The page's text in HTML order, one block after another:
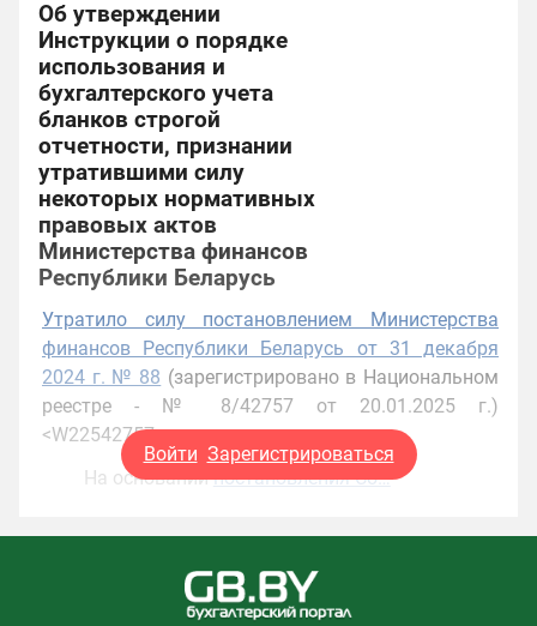
Об утверждении
Инструкции о порядке
использования и
бухгалтерского учета
бланков строгой
отчетности, признании
утратившими силу
некоторых нормативных
правовых актов
Министерства финансов
Республики Беларусь
Утратило силу постановлением Министерства
финансов Республики Беларусь от 31 декабря
2024 г. № 88 (зарегистрировано в Национальном
реестре - № 8/42757 от 20.01.2025 г.)
<W22542757>
На основаниипостановления Со…
Войти Зарегистрироваться